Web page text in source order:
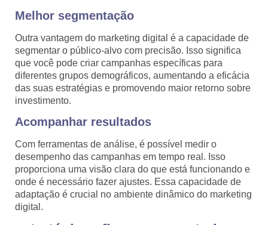
Melhor segmentação
Outra vantagem do marketing digital é a capacidade de
segmentar o público-alvo com precisão. Isso significa
que você pode criar campanhas específicas para
diferentes grupos demográficos, aumentando a eficácia
das suas estratégias e promovendo maior retorno sobre
investimento.
Acompanhar resultados
Com ferramentas de análise, é possível medir o
desempenho das campanhas em tempo real. Isso
proporciona uma visão clara do que está funcionando e
onde é necessário fazer ajustes. Essa capacidade de
adaptação é crucial no ambiente dinâmico do marketing
digital.